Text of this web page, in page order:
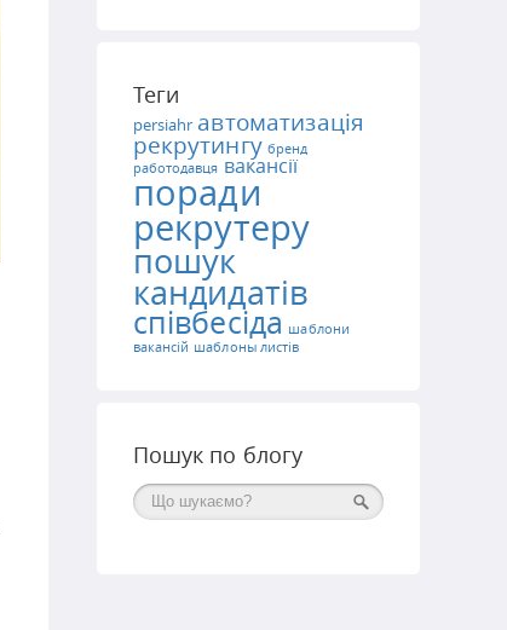
Теги
persiahr автоматизація
рекрутингу бренд
работодавця вакансії
поради
рекрутеру
пошук
кандидатів
співбесіда шаблони
вакансій шаблоны листів
Пошук по блогу
Поиск